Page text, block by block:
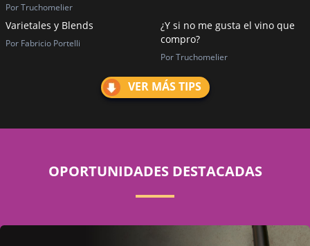
Por Truchomelier
Varietales y Blends
Por Fabricio Portelli
¿Y si no me gusta el vino que
compro?
Por Truchomelier
VER MÁS TIPS
OPORTUNIDADES DESTACADAS